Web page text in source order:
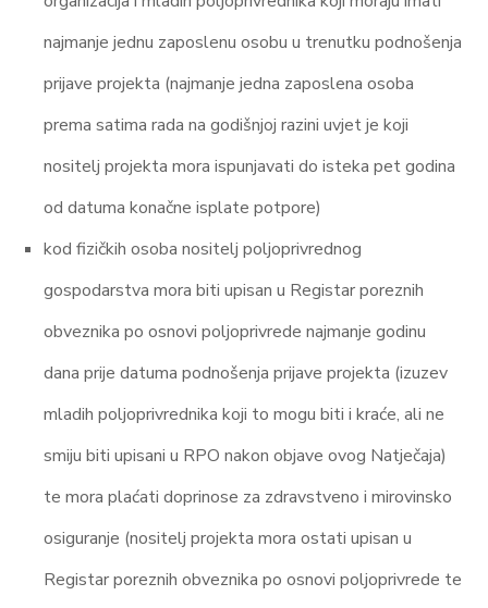
najmanje jednu zaposlenu osobu u trenutku podnošenja
prijave projekta (najmanje jedna zaposlena osoba
prema satima rada na godišnjoj razini uvjet je koji
nositelj projekta mora ispunjavati do isteka pet godina
od datuma konačne isplate potpore)
kod fizičkih osoba nositelj poljoprivrednog
gospodarstva mora biti upisan u Registar poreznih
obveznika po osnovi poljoprivrede najmanje godinu
dana prije datuma podnošenja prijave projekta (izuzev
mladih poljoprivrednika koji to mogu biti i kraće, ali ne
smiju biti upisani u RPO nakon objave ovog Natječaja)
te mora plaćati doprinose za zdravstveno i mirovinsko
osiguranje (nositelj projekta mora ostati upisan u
Registar poreznih obveznika po osnovi poljoprivrede te